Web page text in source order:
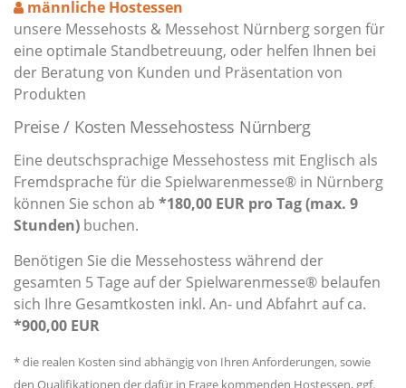
männliche Hostessen
unsere Messehosts & Messehost Nürnberg sorgen für
eine optimale Standbetreuung, oder helfen Ihnen bei
der Beratung von Kunden und Präsentation von
Produkten
Preise / Kosten Messehostess Nürnberg
Eine deutschsprachige Messehostess mit Englisch als
Fremdsprache für die Spielwarenmesse® in Nürnberg
können Sie schon ab *180,00 EUR pro Tag (max. 9
Stunden) buchen.
Benötigen Sie die Messehostess während der
gesamten 5 Tage auf der Spielwarenmesse® belaufen
sich Ihre Gesamtkosten inkl. An- und Abfahrt auf ca.
*900,00 EUR
* die realen Kosten sind abhängig von Ihren Anforderungen, sowie
den Qualifikationen der dafür in Frage kommenden Hostessen, ggf.